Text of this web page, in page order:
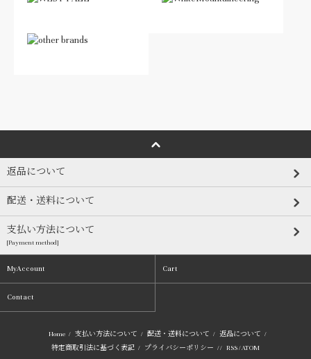
返品について
配送・送料について
支払い方法について
[Payment method]
MyAccount Cart
Contact
Home / 支払い方法について / 配送・送料について / 返品について /
特定商取引法に基づく表記 / プライバシーポリシー / / RSS/ATOM